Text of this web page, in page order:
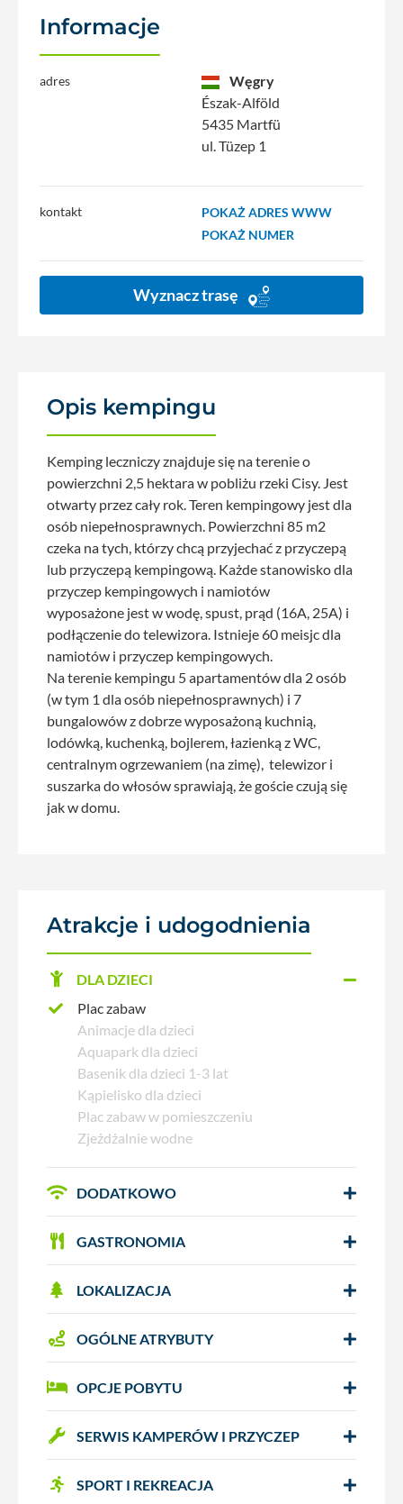
Informacje
adres
Węgry
Észak-Alföld
5435 Martfü
ul. Tüzep 1
kontakt
POKAŻ ADRES WWW
POKAŻ NUMER
Wyznacz trasę
Opis kempingu
Kemping leczniczy znajduje się na terenie o
powierzchni 2,5 hektara w pobliżu rzeki Cisy. Jest
otwarty przez cały rok. Teren kempingowy jest dla
osób niepełnosprawnych. Powierzchni 85 m2
czeka na tych, którzy chcą przyjechać z przyczepą
lub przyczepą kempingową. Każde stanowisko dla
przyczep kempingowych i namiotów
wyposażone jest w wodę, spust, prąd (16A, 25A) i
podłączenie do telewizora. Istnieje 60 meisjc dla
namiotów i przyczep kempingowych.
Na terenie kempingu 5 apartamentów dla 2 osób
(w tym 1 dla osób niepełnosprawnych) i 7
bungalowów z dobrze wyposażoną kuchnią,
lodówką, kuchenką, bojlerem, łazienką z WC,
centralnym ogrzewaniem (na zimę), telewizor i
suszarka do włosów sprawiają, że goście czują się
jak w domu.
Atrakcje i udogodnienia
DLA DZIECI
Plac zabaw
Animacje dla dzieci
Aquapark dla dzieci
Basenik dla dzieci 1-3 lat
Kąpielisko dla dzieci
Plac zabaw w pomieszczeniu
Zjeżdżalnie wodne
DODATKOWO
GASTRONOMIA
LOKALIZACJA
OGÓLNE ATRYBUTY
OPCJE POBYTU
SERWIS KAMPERÓW I PRZYCZEP
SPORT I REKREACJA